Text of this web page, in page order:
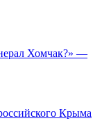
Хомчак?» —
Крыма